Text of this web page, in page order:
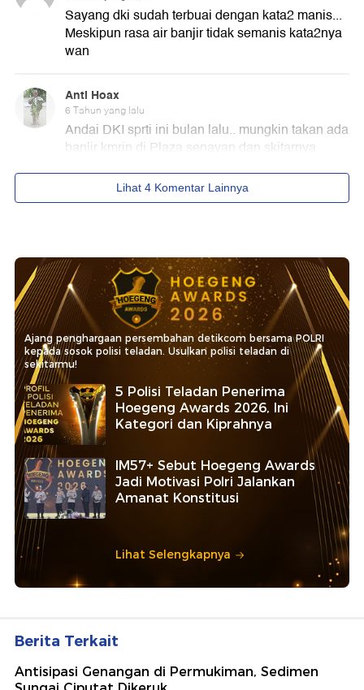
Ajang penghargaan persembahan detikcom bersama POLRI
kepada sosok polisi teladan. Usulkan polisi teladan di
sekitarmu!
5 Polisi Teladan Penerima
Hoegeng Awards 2026, Ini
Kategori dan Kiprahnya
IM57+ Sebut Hoegeng Awards
Jadi Motivasi Polri Jalankan
Amanat Konstitusi
Lihat Selengkapnya
Berita Terkait
Antisipasi Genangan di Permukiman, Sedimen